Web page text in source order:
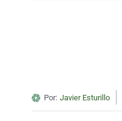
Por: Javier Esturillo